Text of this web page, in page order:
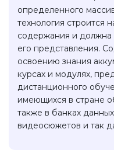
определенного
технология строится
содержания и должна
его представления.
освоению знания
курсах и модулях,
дистанционного
имеющихся в стране
также в банках
видеосюжетов и так